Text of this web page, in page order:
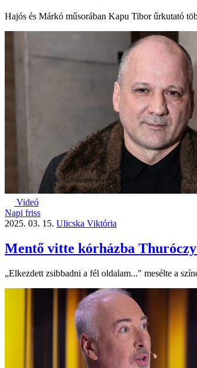
Hajós és Márkó műsorában Kapu Tibor űrkutató
Videó
Napi friss
2025. 03. 15. Ulicska Viktória
Mentő vitte kórházba Thuróczy
„Elkezdett zsibbadni a fél oldalam..." mesélte a